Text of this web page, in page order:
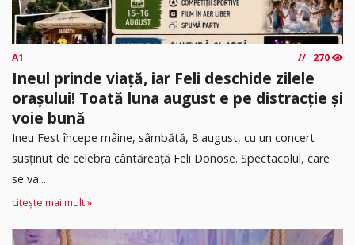
A1 270
Ineul prinde viață, iar Feli deschide zilele
orașului! Toată luna august e pe distracție și
voie bună
Ineu Fest începe mâine, sâmbătă, 8 august, cu un concert
susținut de celebra cântăreață Feli Donose. Spectacolul, care
se va...
citește mai mult »